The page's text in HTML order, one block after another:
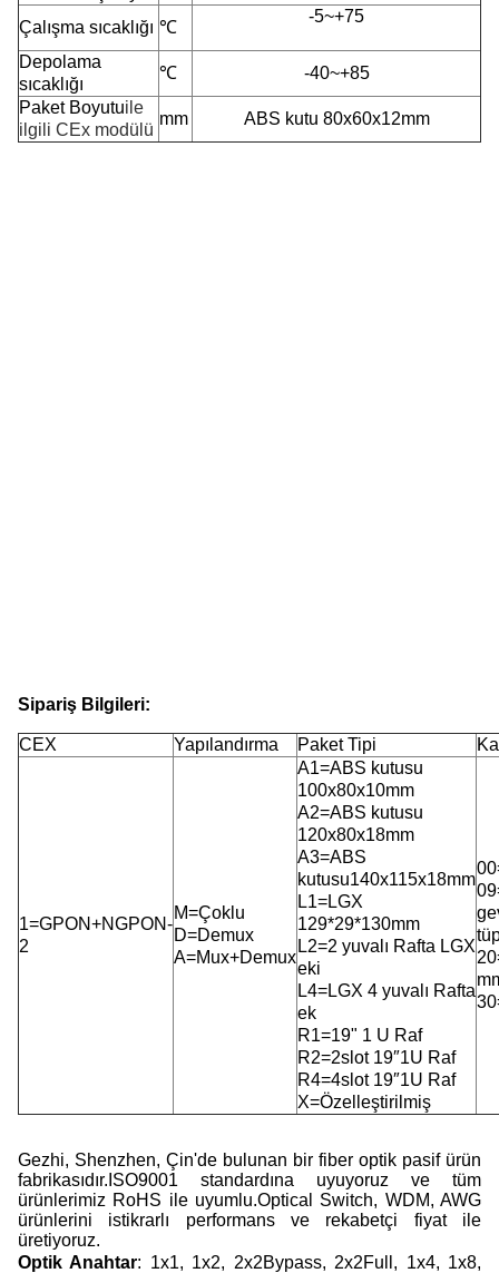
Çalışma sıcaklığı ℃
-5~+75
Depolama
sıcaklığı
℃
-40~+85
Paket Boyutuile
ilgili CEx modülü
mm ABS kutu 80x60x12mm
Sipariş Bilgileri:
CEX Yapılandırma Paket Tipi
1=GPON+NGPON-
2
M=Çoklu
D=Demux
A=Mux+Demux
A1=ABS kutusu
100x80x10mm
A2=ABS kutusu
120x80x18mm
A3=ABS
kutusu140x115x18mm
L1=LGX
129*29*130mm
L2=2 yuvalı Rafta LGX
eki
L4=LGX 4 yuvalı Rafta
ek
R1=19" 1 U Raf
R2=2slot 19″1U Raf
R4=4slot 19″1U Raf
X=Özelleştirilmiş
Gezhi, Shenzhen, Çin'de bulunan bir fiber optik pasif ürün
fabrikasıdır.ISO9001 standardına uyuyoruz ve tüm
ürünlerimiz RoHS ile uyumlu.Optical Switch, WDM, AWG
ürünlerini istikrarlı performans ve rekabetçi fiyat ile
üretiyoruz.
Optik Anahtar: 1x1, 1x2, 2x2Bypass, 2x2Full, 1x4, 1x8,